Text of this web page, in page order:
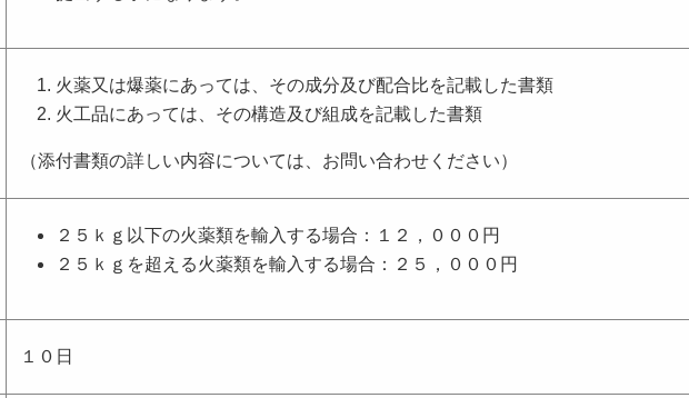
火薬又は爆薬にあっては、その成分及び配合比を記載した書類
火工品にあっては、その構造及び組成を記載した書類
（添付書類の詳しい内容については、お問い合わせください）
２５ｋｇ以下の火薬類を輸入する場合：１２，０００円
２５ｋｇを超える火薬類を輸入する場合：２５，０００円
１０日